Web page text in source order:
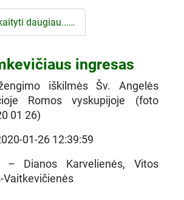
daugiau...…
ingresas
iškilmės Šv. Angelės
Romos vyskupijoje (foto
01 26)
01-26 12:39:59
– Dianos Karvelienės, Vitos
Vaitkevičienės